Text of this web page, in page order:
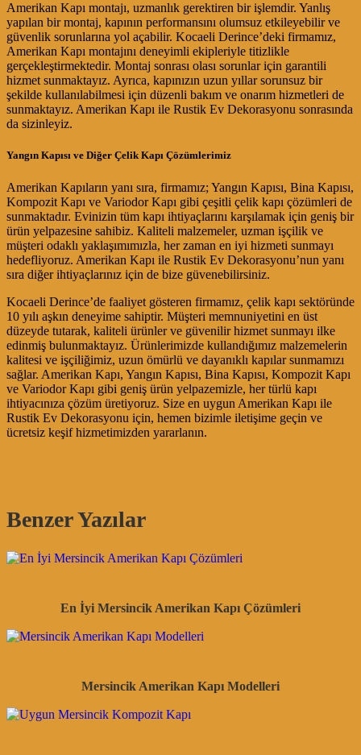
Amerikan Kapı montajı, uzmanlık gerektiren bir işlemdir. Yanlış
yapılan bir montaj, kapının performansını olumsuz etkileyebilir ve
güvenlik sorunlarına yol açabilir. Kocaeli Derince’deki firmamız,
Amerikan Kapı montajını deneyimli ekipleriyle titizlikle
gerçekleştirmektedir. Montaj sonrası olası sorunlar için garantili
hizmet sunmaktayız. Ayrıca, kapınızın uzun yıllar sorunsuz bir
şekilde kullanılabilmesi için düzenli bakım ve onarım hizmetleri de
sunmaktayız. Amerikan Kapı ile Rustik Ev Dekorasyonu sonrasında
da sizinleyiz.
Yangın Kapısı ve Diğer Çelik Kapı Çözümlerimiz
Amerikan Kapıların yanı sıra, firmamız; Yangın Kapısı, Bina Kapısı,
Kompozit Kapı ve Variodor Kapı gibi çeşitli çelik kapı çözümleri de
sunmaktadır. Evinizin tüm kapı ihtiyaçlarını karşılamak için geniş bir
ürün yelpazesine sahibiz. Kaliteli malzemeler, uzman işçilik ve
müşteri odaklı yaklaşımımızla, her zaman en iyi hizmeti sunmayı
hedefliyoruz. Amerikan Kapı ile Rustik Ev Dekorasyonu’nun yanı
sıra diğer ihtiyaçlarınız için de bize güvenebilirsiniz.
Kocaeli Derince’de faaliyet gösteren firmamız, çelik kapı sektöründe
10 yılı aşkın deneyime sahiptir. Müşteri memnuniyetini en üst
düzeyde tutarak, kaliteli ürünler ve güvenilir hizmet sunmayı ilke
edinmiş bulunmaktayız. Ürünlerimizde kullandığımız malzemelerin
kalitesi ve işçiliğimiz, uzun ömürlü ve dayanıklı kapılar sunmamızı
sağlar. Amerikan Kapı, Yangın Kapısı, Bina Kapısı, Kompozit Kapı
ve Variodor Kapı gibi geniş ürün yelpazemizle, her türlü kapı
ihtiyacınıza çözüm üretiyoruz. Size en uygun Amerikan Kapı ile
Rustik Ev Dekorasyonu için, hemen bizimle iletişime geçin ve
ücretsiz keşif hizmetimizden yararlanın.
Benzer Yazılar
En İyi Mersincik Amerikan Kapı Çözümleri
Mersincik Amerikan Kapı Modelleri